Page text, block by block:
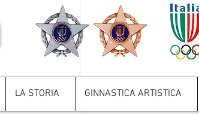
LA STORIA GINNASTICA ARTISTICA